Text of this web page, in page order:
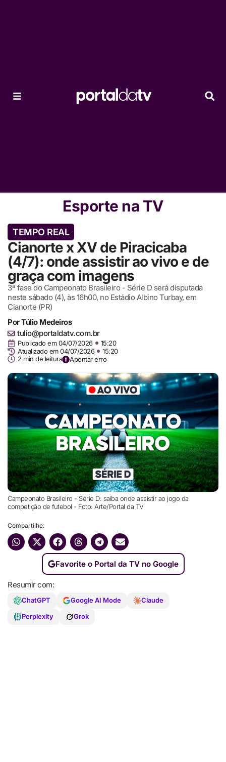
Esporte na TV
TEMPO REAL
Cianorte x XV de Piracicaba
(4/7): onde assistir ao vivo e de
graça com imagens
3ª fase do Campeonato Brasileiro - Série D será disputada
neste sábado (4), às 16h00, no Estádio Albino Turbay, em
Cianorte (PR)
PorTúlio Medeiros
tulio@portaldatv.com.br
Publicado em 04/07/2026
15:20
Atualizado em 04/07/2026
15:20
2 min de leitura
Apontar erro
Campeonato Brasileiro - Série D: saiba onde assistir ao jogo da
competição de futebol - Foto: Arte/Portal da TV
Compartilhe:
Favorite o Portal da TV no Google
Resumir com:
ChatGPT Google AI Mode
Claude
Perplexity
Grok